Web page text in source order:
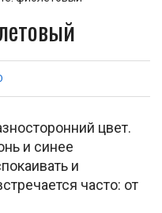
цвет.
и синее
и
часто: от